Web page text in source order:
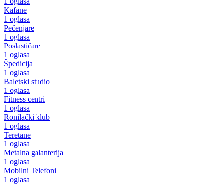
Kafane
1 oglasa
Pečenjare
1 oglasa
Poslastičare
1 oglasa
Špedicija
1 oglasa
Baletski studio
1 oglasa
Fitness centri
1 oglasa
Ronilački klub
1 oglasa
Teretane
1 oglasa
Metalna galanterija
1 oglasa
Mobilni Telefoni
1 oglasa